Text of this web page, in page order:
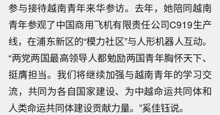
参与接待越南青年来华参访。去年，她陪同越南
青年参观了中国商用飞机有限责任公司C919生产
线，在浦东新区的“模力社区”与人形机器人互动。
“两党两国最高领导人都勉励两国青年胸怀天下、
挺膺担当。我们将继续加强与越南青年的学习交
流，共同为各自国家建设、为中越命运共同体和
人类命运共同体建设贡献力量。”奚佳钰说。